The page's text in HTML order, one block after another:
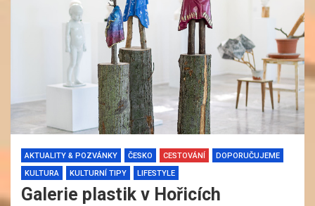
AKTUALITY & POZVÁNKY ČESKO CESTOVÁNÍ
DOPORUČUJEME
KULTURA
KULTURNÍ TIPY LIFESTYLE
Galerie plastik v Hořicích